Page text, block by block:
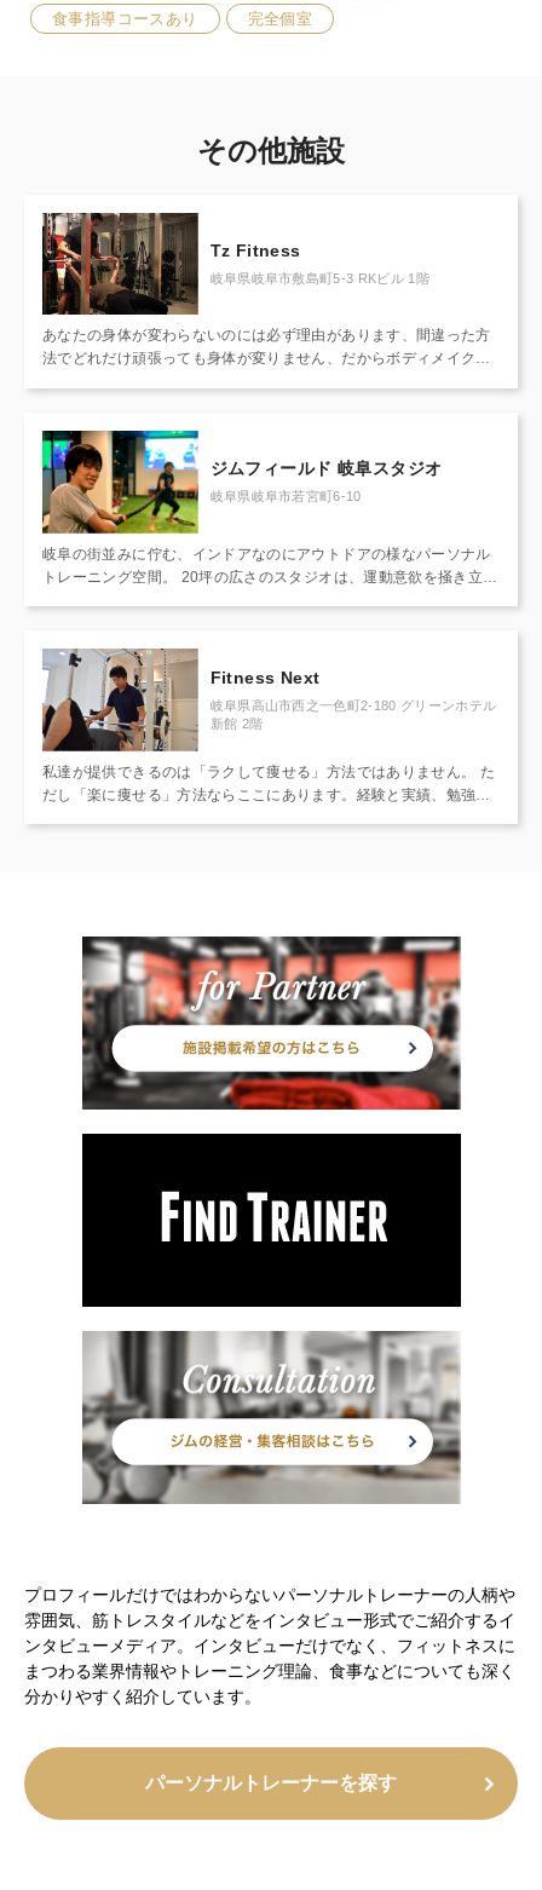
食事指導コースあり 完全個室
その他施設
Tz Fitness
岐阜県岐阜市敷島町5-3 RKビル 1階
あなたの身体が変わらないのには必ず理由があります、間違った方
法でどれだけ頑張っても身体が変りません、だからボディメイクが
ポートにより防ぎます。 正しい方法を身に着けてしまえば一生理想
の身体を持ち続けることができ、一生ボディメイクを楽しむことが
できます。少人数定員で万全のサポートをさせていただきます。
ジムフィールド 岐阜スタジオ
岐阜県岐阜市若宮町6-10
岐阜の街並みに佇む、インドアなのにアウトドアの様なパーソナル
トレーニング空間。 20坪の広さのスタジオは、運動意欲を掻き立
動きで楽しく運動が続けられます。 個室空間でバーチャルトレーニ
ングをしたり、ソーシャルディスタンスを保って複数人でもトレー
ニングが可能。 運動不足をジムフィールド岐阜スタジオで解消しま
せんか？
Fitness Next
岐阜県高山市西之一色町2-180 グリーンホテル
新館 2階
私達が提供できるのは「ラクして痩せる」方法ではありません。 た
だし「楽に痩せる」方法ならここにあります。経験と実績、勉強を
プロフィールだけではわからないパーソナルトレーナーの人柄や
雰囲気、筋トレスタイルなどをインタビュー形式でご紹介するイ
ンタビューメディア。インタビューだけでなく、フィットネスに
まつわる業界情報やトレーニング理論、食事などについても深く
分かりやすく紹介しています。
パーソナルトレーナーを探す